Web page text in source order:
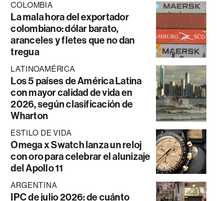
COLOMBIA
La mala hora del exportador
colombiano: dólar barato,
aranceles y fletes que no dan
tregua
LATINOAMÉRICA
Los 5 países de América Latina
con mayor calidad de vida en
2026, según clasificación de
Wharton
ESTILO DE VIDA
Omega x Swatch lanza un reloj
con oro para celebrar el alunizaje
del Apollo 11
ARGENTINA
IPC de julio 2026: de cuánto